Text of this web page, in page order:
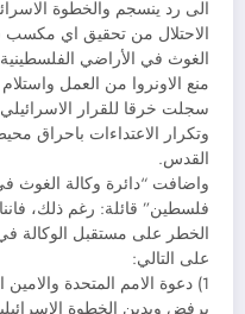
الى رد ينسجم والخطوة
الاحتلال من تحقيق اي مكسب
الغوث في الأراضي
منع الاونروا من العمل
سجلت خرقا للقرار
وتكرار الاعتداءات باحراق
القدس.
واضافت “دائرة وكالة الغوث
فلسطين” قائلة: رغم ذلك،
الخطر على مستقبل الوكالة
على التالي:
1) دعوة الامم المتحدة
يرفض ويدين الخطوة